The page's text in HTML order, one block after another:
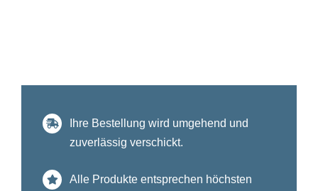
Ihre Bestellung wird umgehend und
zuverlässig verschickt.
Alle Produkte entsprechen höchsten